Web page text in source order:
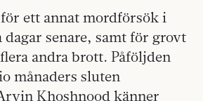
ett annat mordförsök i
dagar senare, samt för grovt
andra brott. Påföljden
månaders sluten
Khoshnood känner